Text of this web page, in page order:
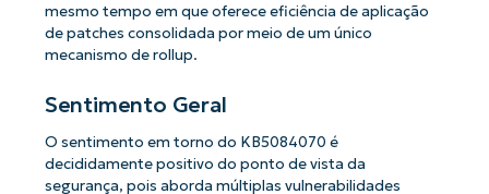
mesmo tempo em que oferece eficiência de aplicação
de patches consolidada por meio de um único
mecanismo de rollup.
Sentimento Geral
O sentimento em torno do KB5084070 é
decididamente positivo do ponto de vista da
segurança, pois aborda múltiplas vulnerabilidades